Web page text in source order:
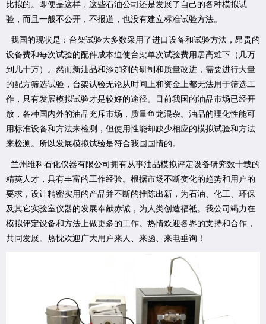
比拟的。即便是这样，这些石油公司还是发展了自己的各种模拟试
验，而且一般不公开，不报道，也没有建立标准试验方法。
我国的现状是：台架试验大多数采用了进口设备和试验方法，昂贵的
设备费和每次试验的配件成本迫使台架单次试验费用居高难下（几万
到几十万）。然而新油品和添加剂的研制和质量改进，需要进行大量
的配方筛选试验，台架试验无论从时间上和资金上都无法用于筛选工
作，只有发展模拟试验才是较好的途径。目前我国的油品市场已经开
放，各种国内外的油品充斥市场，质量鱼龙混杂。油品的理化性能可
用标准设备和方法来检测，但使用性能却缺少相应的模拟试验和方法
来检测。所以发展模拟试验是符合我国国情的。
兰州维科石化仪器有限公司拥有从事油品模拟评定设备研究数十载的
精英人才，具有丰富的工作经验。根据市场不断变化的趋势和用户的
要求，设计精密实用的产品并不断的推陈出新，为石油、化工、环保
及其它实验室仪器的发展奉献赤诚，为人类创造福祗。我公司竭力在
模拟评定设备和方法上做更多的工作。热情欢迎各界的支持和合作，
共同发展。热忱欢迎广大用户来人、来函、来电垂询！